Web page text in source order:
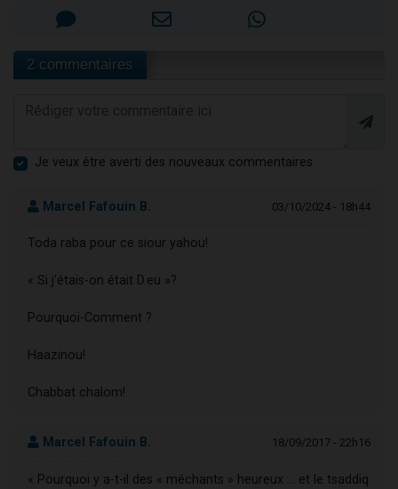
2 commentaires
Je veux être averti des nouveaux commentaires
Marcel Fafouin B. 03/10/2024 - 18h44
Toda raba pour ce siour yahou!
« Si j’étais-on était D.eu »?
Pourquoi-Comment ?
Haazinou!
Chabbat chalom!
Marcel Fafouin B. 18/09/2017 - 22h16
« Pourquoi y a-t-il des « méchants » heureux … et le tsaddiq